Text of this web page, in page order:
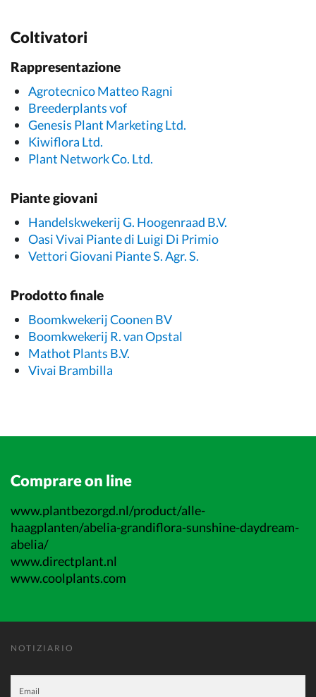
Coltivatori
Rappresentazione
Agrotecnico Matteo Ragni
Breederplants vof
Genesis Plant Marketing Ltd.
Kiwiflora Ltd.
Plant Network Co. Ltd.
Piante giovani
Handelskwekerij G. Hoogenraad B.V.
Oasi Vivai Piante di Luigi Di Primio
Vettori Giovani Piante S. Agr. S.
Prodotto finale
Boomkwekerij Coonen BV
Boomkwekerij R. van Opstal
Mathot Plants B.V.
Vivai Brambilla
Comprare on line
www.plantbezorgd.nl/product/alle-
haagplanten/abelia-grandiflora-sunshine-daydream-
abelia/
www.directplant.nl
www.coolplants.com
NOTIZIARIO